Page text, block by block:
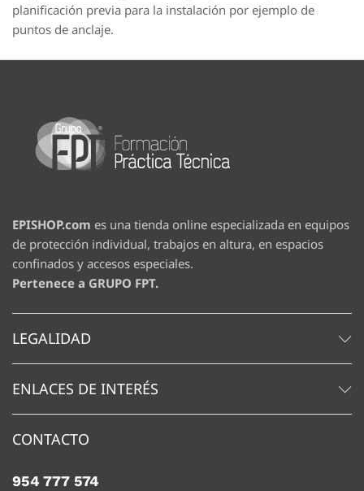
planificación previa para la instalación por ejemplo de
puntos de anclaje.
EPISHOP.com es una tienda online especializada en equipos
de protección individual, trabajos en altura, en espacios
confinados y accesos especiales.
Pertenece a GRUPO FPT.
LEGALIDAD
ENLACES DE INTERÉS
CONTACTO
954 777 574